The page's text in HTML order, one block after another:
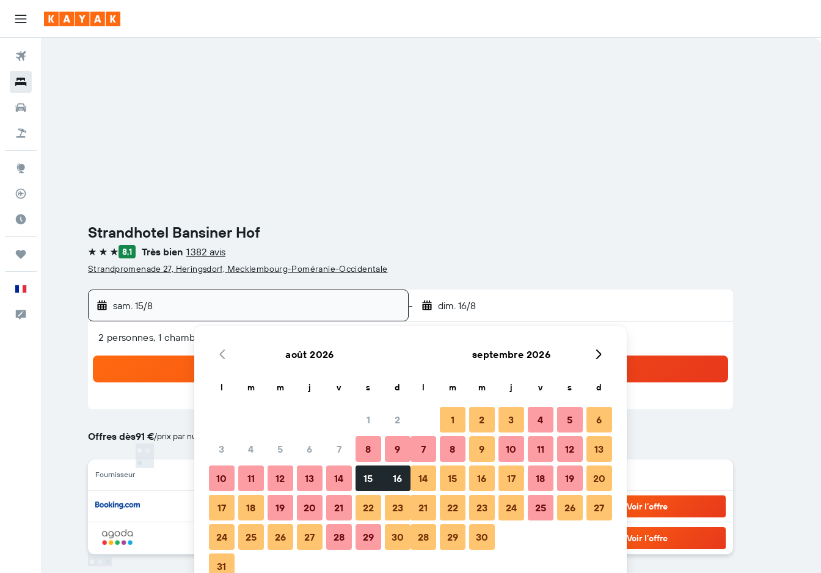
Commentaires
Strandhotel Bansiner Hof
3 étoiles8,1 Très bien 1 382 avis
Strandpromenade 27, Heringsdorf, Mecklembourg-Poméranie-Occidentale
sam. 15/8 - dim. 16/8
2 personnes, 1 chambre
Offres dès91 €/prix par nuit le moins cher
Fournisseur Total par nuit
91 € Voir l’offre
92 € Voir l’offre
août 2026
l m m j v s d
1 2
3 4 5 6 7 8 9
10 11 12 13 14 15 16
17 18 19 20 21 22 23
24 25 26 27 28 29 30
31
septembre 2026
l m m j v s d
1 2 3 4 5 6
7 8 9 10 11 12 13
14 15 16 17 18 19 20
21 22 23 24 25 26 27
28 29 30